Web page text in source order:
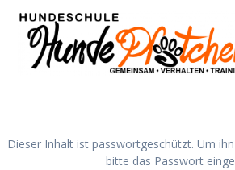
Inhalt
springen
Dieser Inhalt ist passwortgeschützt. Um
bitte das Passwort